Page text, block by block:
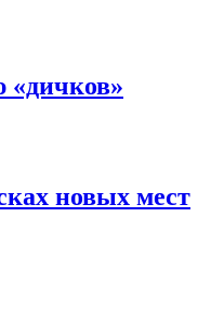
новых мест